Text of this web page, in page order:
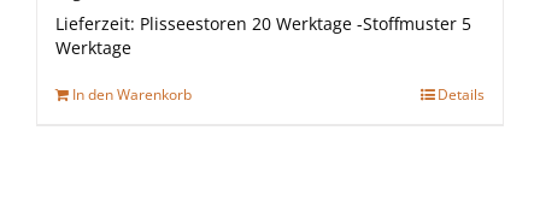
Lieferzeit: Plisseestoren 20 Werktage -Stoffmuster 5
Werktage
In den Warenkorb Details